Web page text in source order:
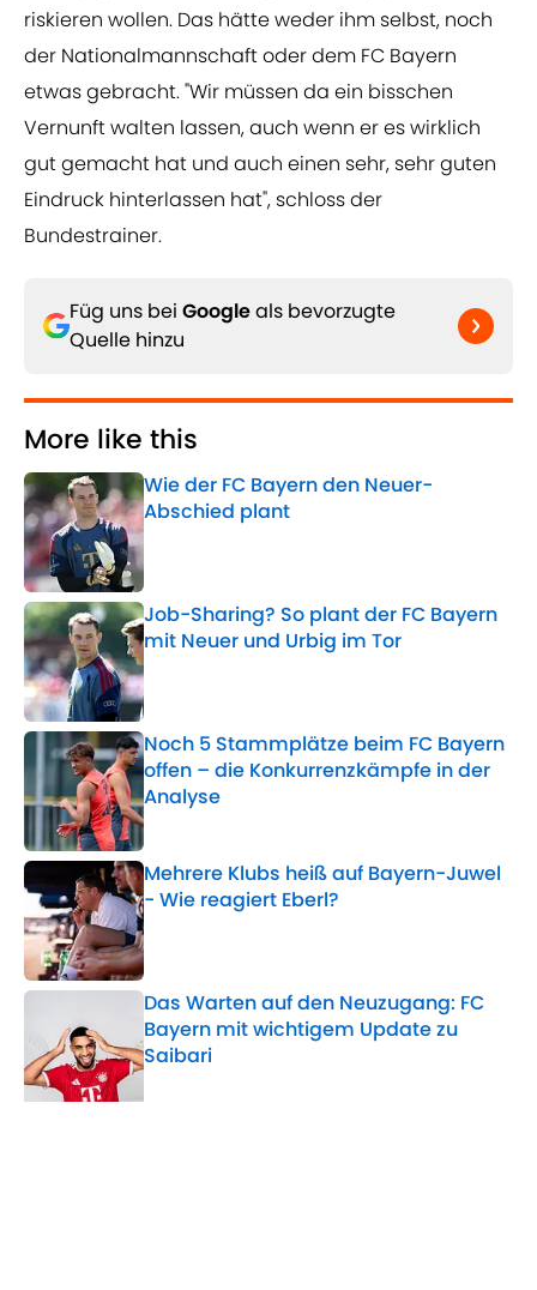
riskieren wollen. Das hätte weder ihm selbst, noch
der Nationalmannschaft oder dem FC Bayern
etwas gebracht. "Wir müssen da ein bisschen
Vernunft walten lassen, auch wenn er es wirklich
gut gemacht hat und auch einen sehr, sehr guten
Eindruck hinterlassen hat", schloss der
Bundestrainer.
Füg uns bei Googleals bevorzugte
Quelle hinzu
More like this
Wie der FC Bayern den Neuer-
Abschied plant
Published by on Invalid Date
Job-Sharing? So plant der FC Bayern
mit Neuer und Urbig im Tor
Published by on Invalid Date
Noch 5 Stammplätze beim FC Bayern
offen – die Konkurrenzkämpfe in der
Analyse
Published by on Invalid Date
Mehrere Klubs heiß auf Bayern-Juwel
- Wie reagiert Eberl?
Published by on Invalid Date
Das Warten auf den Neuzugang: FC
Bayern mit wichtigem Update zu
Saibari